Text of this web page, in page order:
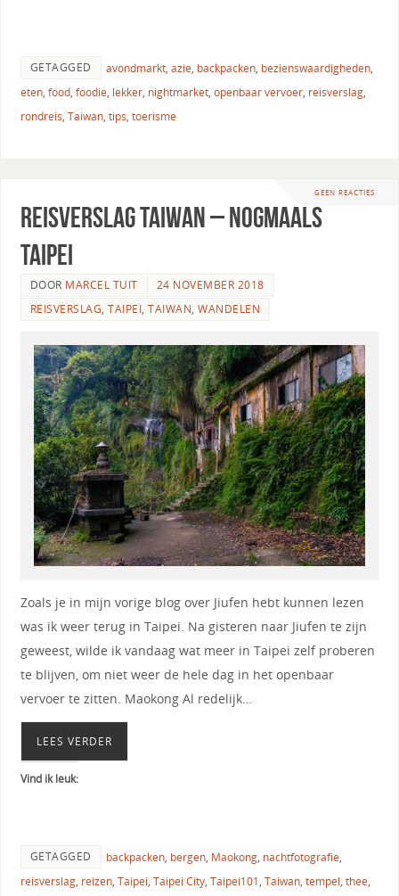
GETAGGED avondmarkt, azie, backpacken, bezienswaardigheden,
eten, food, foodie, lekker, nightmarket, openbaar vervoer, reisverslag,
rondreis, Taiwan, tips, toerisme
GEEN REACTIES
Reisverslag Taiwan – Nogmaals
Taipei
DOOR MARCEL TUIT
24 NOVEMBER 2018
REISVERSLAG,TAIPEI,TAIWAN,WANDELEN
Zoals je in mijn vorige blog over Jiufen hebt kunnen lezen
was ik weer terug in Taipei. Na gisteren naar Jiufen te zijn
geweest, wilde ik vandaag wat meer in Taipei zelf proberen
te blijven, om niet weer de hele dag in het openbaar
vervoer te zitten. Maokong Al redelijk…
LEES VERDER
Vind ik leuk:
GETAGGED backpacken, bergen, Maokong, nachtfotografie,
reisverslag, reizen, Taipei, Taipei City, Taipei101, Taiwan, tempel, thee,